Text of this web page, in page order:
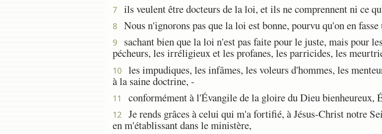
7 ils veulent être docteurs de la loi, et ils ne comprennent ni ce
8 Nous n'ignorons pas que la loi est bonne, pourvu qu'on en
9
sachant bien que la loi n'est pas faite pour le juste, mais pour
pécheurs, les irréligieux et les profanes, les parricides, les
10
les impudiques, les infâmes, les voleurs d'hommes, les
à la saine doctrine, -
11 conformément à l'Évangile de la gloire du Dieu bienheureux,
12
Je rends grâces à celui qui m'a fortifié, à Jésus-Christ notre
en m'établissant dans le ministère,